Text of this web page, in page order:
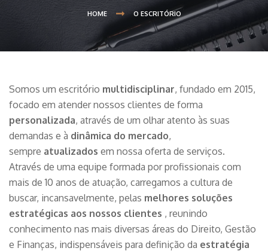
HOME O ESCRITÓRIO
Somos um escritório multidisciplinar, fundado em 2015,
focado em atender nossos clientes de forma
personalizada, através de um olhar atento às suas
demandas e à dinâmica do mercado,
sempre atualizados em nossa oferta de serviços.
Através de uma equipe formada por profissionais com
mais de 10 anos de atuação, carregamos a cultura de
buscar, incansavelmente, pelas melhores soluções
estratégicas aos nossos clientes , reunindo
conhecimento nas mais diversas áreas do Direito, Gestão
e Finanças, indispensáveis para definição da estratégia